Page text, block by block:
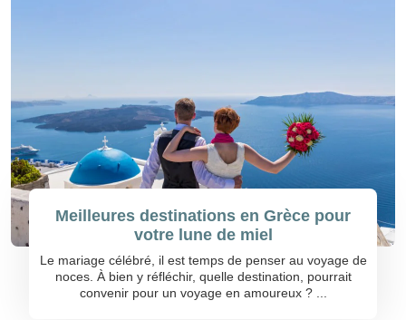
Meilleures destinations en Grèce pour
votre lune de miel
Le mariage célébré, il est temps de penser au voyage de
noces. À bien y réfléchir, quelle destination, pourrait
convenir pour un voyage en amoureux ? ...